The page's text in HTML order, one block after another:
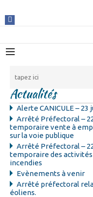
Actualités
Alerte CANICULE – 23
Arrêté Préfectoral –
temporaire vente à
sur la voie publique
Arrêté Préfectoral –
temporaire des
incendies
Evènements à venir
Arrêté préfectoral
éoliens.